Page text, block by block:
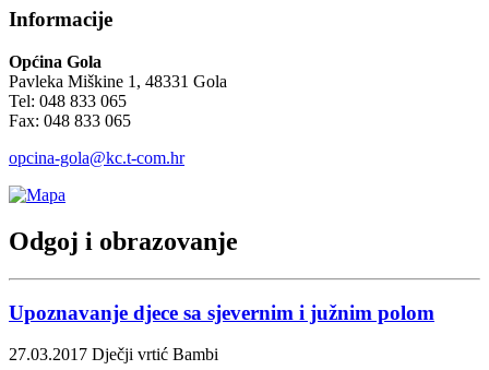
Informacije
Općina Gola
Pavleka Miškine 1, 48331 Gola
Tel: 048 833 065
Fax: 048 833 065
opcina-gola@kc.t-com.hr
Odgoj i obrazovanje
Upoznavanje djece sa sjevernim i južnim polom
27.03.2017 Dječji vrtić Bambi